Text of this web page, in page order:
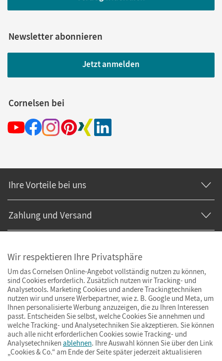
Newsletter abonnieren
Jetzt anmelden
Cornelsen bei
Ihre Vorteile bei uns
Zahlung und Versand
ImpressumAGBDatenschutzBarrierefreiheitCookies & Co.
Wir respektieren Ihre Privatsphäre
Um das Cornelsen Online-Angebot vollständig nutzen zu können,
sind Cookies erforderlich. Zusätzlich nutzen wir Tracking- und
Analysetools. Marketing Cookies und andere Trackingtechniken
nutzen wir und unsere Werbepartner, wie z. B. Google und Meta, um
Ihnen personalisierte Werbung anzuzeigen, die zu Ihren Interessen
passt. Entscheiden Sie selbst, welche Cookies Sie annehmen und
welche Tracking- und Analysetechniken Sie akzeptieren. Sie können
auch alle nicht erforderlichen Cookies sowie Tracking- und
Analysetechniken ablehnen. Ihre Auswahl können Sie über den Link
„Cookies & Co.“ am Ende der Seite später jederzeit aktualisieren